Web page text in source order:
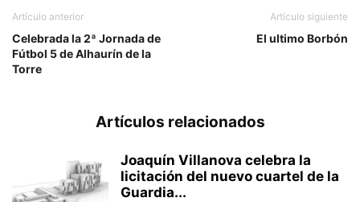
Artículo anterior
Celebrada la 2ª Jornada de
Fútbol 5 de Alhaurín de la
Torre
Artículo siguiente
El ultimo Borbón
Artículos relacionados
Joaquín Villanova celebra la
licitación del nuevo cuartel de la
Guardia...